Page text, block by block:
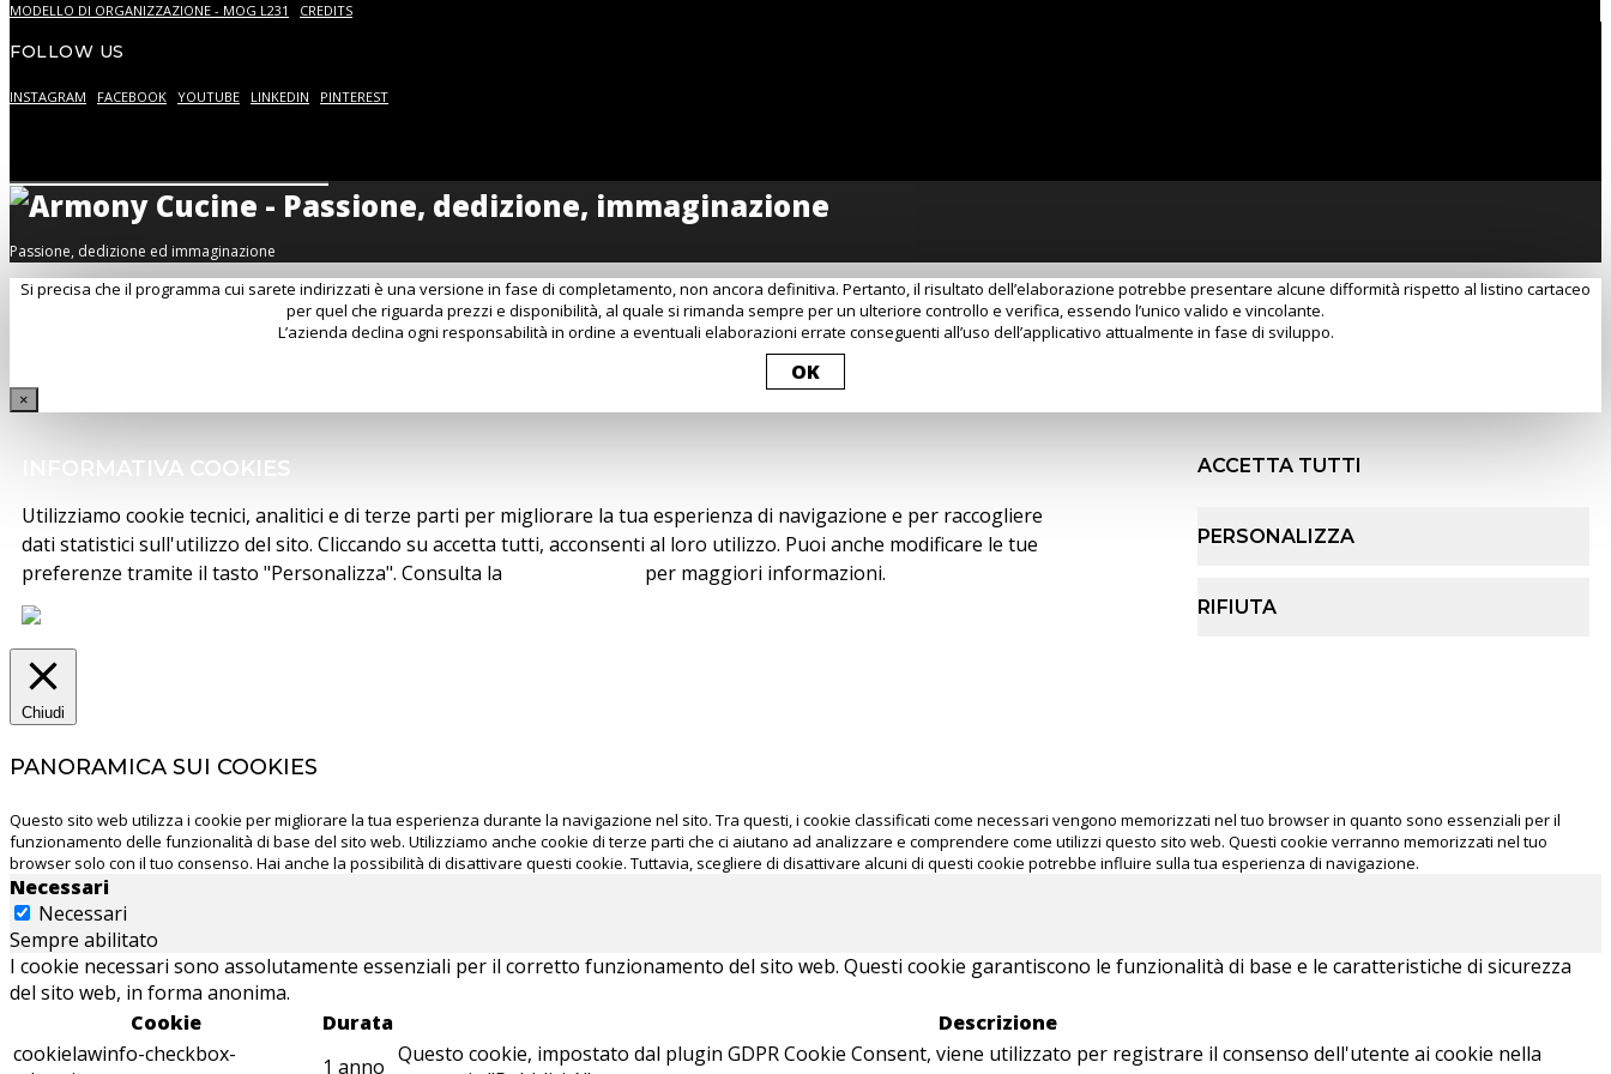
MODELLO DI ORGANIZZAZIONE - MOG L231 CREDITS
FOLLOW US
INSTAGRAM FACEBOOK YOUTUBE LINKEDIN PINTEREST
Passione, dedizione ed immaginazione
Si precisa che il programma cui sarete indirizzati è una versione in fase di completamento, non ancora definitiva. Pertanto, il risultato dell’elaborazione potrebbe presentare alcune difformità rispetto al listino cartaceo
per quel che riguarda prezzi e disponibilità, al quale si rimanda sempre per un ulteriore controllo e verifica, essendo l’unico valido e vincolante.
L’azienda declina ogni responsabilità in ordine a eventuali elaborazioni errate conseguenti all’uso dell’applicativo attualmente in fase di sviluppo.
OK
×
INFORMATIVA COOKIES
Utilizziamo cookie tecnici, analitici e di terze parti per migliorare la tua esperienza di navigazione e per raccogliere
dati statistici sull'utilizzo del sito. Cliccando su accetta tutti, acconsenti al loro utilizzo. Puoi anche modificare le tue
preferenze tramite il tasto "Personalizza". Consulta la
per maggiori informazioni.
ACCETTA TUTTI
PERSONALIZZA
RIFIUTA
Chiudi
PANORAMICA SUI COOKIES
Questo sito web utilizza i cookie per migliorare la tua esperienza durante la navigazione nel sito. Tra questi, i cookie classificati come necessari vengono memorizzati nel tuo browser in quanto sono essenziali per il
funzionamento delle funzionalità di base del sito web. Utilizziamo anche cookie di terze parti che ci aiutano ad analizzare e comprendere come utilizzi questo sito web. Questi cookie verranno memorizzati nel tuo
browser solo con il tuo consenso. Hai anche la possibilità di disattivare questi cookie. Tuttavia, scegliere di disattivare alcuni di questi cookie potrebbe influire sulla tua esperienza di navigazione.
Necessari
Necessari
Sempre abilitato
I cookie necessari sono assolutamente essenziali per il corretto funzionamento del sito web. Questi cookie garantiscono le funzionalità di base e le caratteristiche di sicurezza
del sito web, in forma anonima.
Cookie
Durata
Descrizione
cookielawinfo-checkbox-
1 anno Questo cookie, impostato dal plugin GDPR Cookie Consent, viene utilizzato per registrare il consenso dell'utente ai cookie nella